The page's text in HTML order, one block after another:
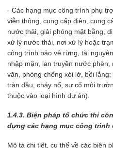
- Các hạng mục công trình phụ
viễn thông, cung cấp điện, cung
nước thải, giải phóng mặt bằng,
xử lý nước thải, nơi xử lý hoặc
công trình bảo vệ rừng, tài
nhập mặn, lan truyền nước
văn, phòng chống xói lở, bồi
tràn dầu, cháy nổ, sự cố môi
thuộc vào loại hình dự án).
1.4.3. Biện pháp tổ chức thi
dựng các hạng mục công trình
Mô tả chi tiết, cụ thể về các biện